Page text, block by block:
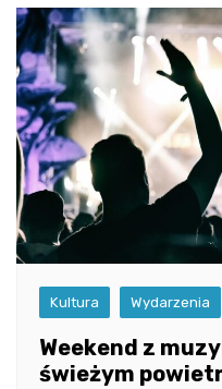
Kultura Wydarzenia
Weekend z
świeżym